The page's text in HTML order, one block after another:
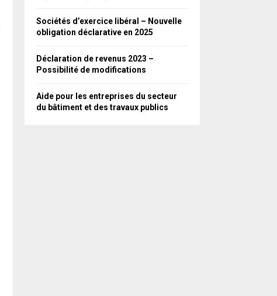
Sociétés d’exercice libéral – Nouvelle
obligation déclarative en 2025
Déclaration de revenus 2023 –
Possibilité de modifications
Aide pour les entreprises du secteur
du bâtiment et des travaux publics